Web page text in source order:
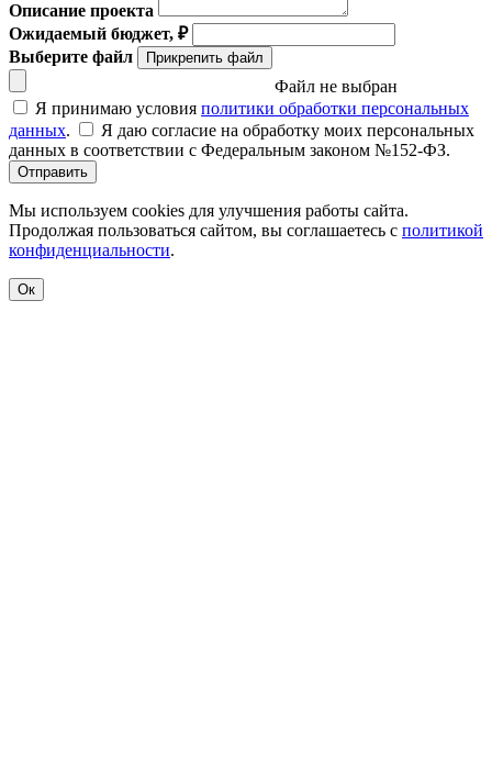
Описание проекта
Ожидаемый бюджет, ₽
Выберите файл
Прикрепить файл
Файл не выбран
Я принимаю условия политики обработки персональных
данных.
Я даю согласие на обработку моих персональных
данных в соответствии с Федеральным законом №152-ФЗ.
Отправить
Мы используем cookies для улучшения работы сайта.
Продолжая пользоваться сайтом, вы соглашаетесь с политикой
конфиденциальности.
Ок